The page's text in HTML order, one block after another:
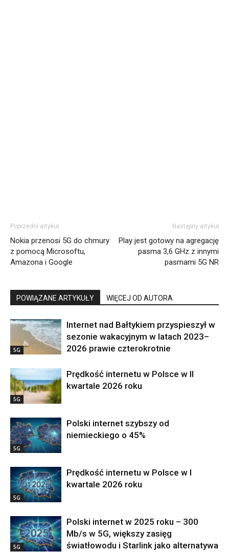
Poprzedni artykuł
Nokia przenosi 5G do chmury
z pomocą Microsoftu,
Amazona i Google
Następny artykuł
Play jest gotowy na agregację
pasma 3,6 GHz z innymi
pasmami 5G NR
POWIĄZANE ARTYKUŁY WIĘCEJ OD AUTORA
5G
Internet nad Bałtykiem przyspieszył w
sezonie wakacyjnym w latach 2023–
2026 prawie czterokrotnie
5G
Prędkość internetu w Polsce w II
kwartale 2026 roku
5G
Polski internet szybszy od
niemieckiego o 45%
5G
Prędkość internetu w Polsce w I
kwartale 2026 roku
5G
Polski internet w 2025 roku – 300
Mb/s w 5G, większy zasięg
światłowodu i Starlink jako alternatywa